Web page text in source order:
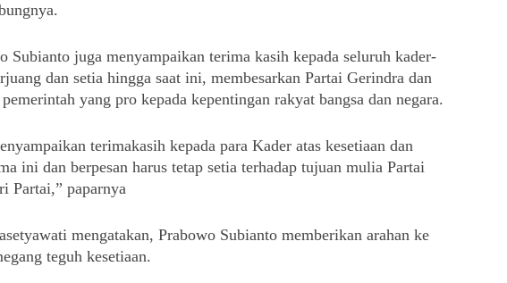
Subianto juga menyampaikan terima kasih kepada seluruh kader-
dan setia hingga saat ini, membesarkan Partai Gerindra dan
yang pro kepada kepentingan rakyat bangsa dan negara.
terimakasih kepada para Kader atas kesetiaan dan
ini dan berpesan harus tetap setia terhadap tujuan mulia Partai
Partai,” paparnya
mengatakan, Prabowo Subianto memberikan arahan ke
teguh kesetiaan.